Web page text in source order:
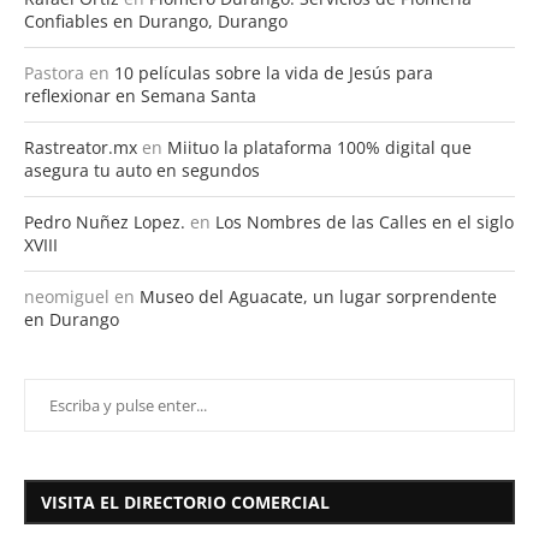
Confiables en Durango, Durango
Pastora en 10 películas sobre la vida de Jesús para
reflexionar en Semana Santa
Rastreator.mx en Miituo la plataforma 100% digital que
asegura tu auto en segundos
Pedro Nuñez Lopez. en Los Nombres de las Calles en el siglo
XVIII
neomiguel en Museo del Aguacate, un lugar sorprendente
en Durango
VISITA EL DIRECTORIO COMERCIAL